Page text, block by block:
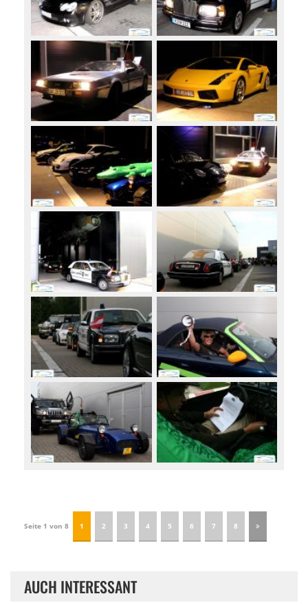
Seite 1 von 8 1 2 3 4 5 6 7 8
AUCH INTERESSANT